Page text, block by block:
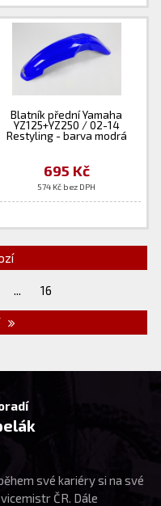
Blatník přední Yamaha
YZ125+YZ250 / 02-14
Restyling - barva modrá
695 Kč
574 Kč bez DPH
... 16
své kariéry si na své
ČR. Dále